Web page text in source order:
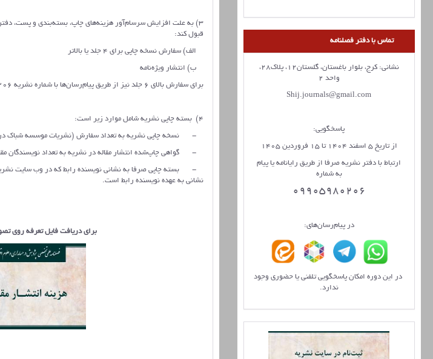
تماس با دفتر فصلنامه
نشانی: کرج، بلوار باغستان، گلستان12، پلاک28،
واحد 2
Shij.journals@gmail.com
پاسخگویی:
از تاریخ 5 اسفند 1404 تا 15 فروردین 1405
ارتباط با دفتر نشریه صرفا از طریق رایانامه یا پیام
به شماره
09905980206
در پیام‌رسان‌های:
در این دوره امکان پاسخگویی تلفنی یا حضوری وجود
ندارد.
3) به علت افزایش سرسام‌آور هزینه‌های چاپ، بسته‌بندی و پست،
قبول کند:
الف) سفارش نسخه چاپی برای 4 جلد یا بالاتر
ب) انتشار ویژه‌نامه
برای سفارش بالای 6 جلد نیز از طریق پیام‌ر‌سان‌ها با شماره نشریه 09905980206 تماس بگیرید.
4) بسته چاپی نشریه شامل موارد زیر است:
- نسخه چاپی نشریه به تعداد سفارش (نشریات موسسه شباک در
- گواهی چاپ‌شده انتشار مقاله در نشریه به تعداد نویسندگان
- بسته چاپی صرفا به نشانی نویسنده رابط که در وب سایت
نشانی به عهده نویسنده رابط است.
برای دریافت فایل تعرفه روی